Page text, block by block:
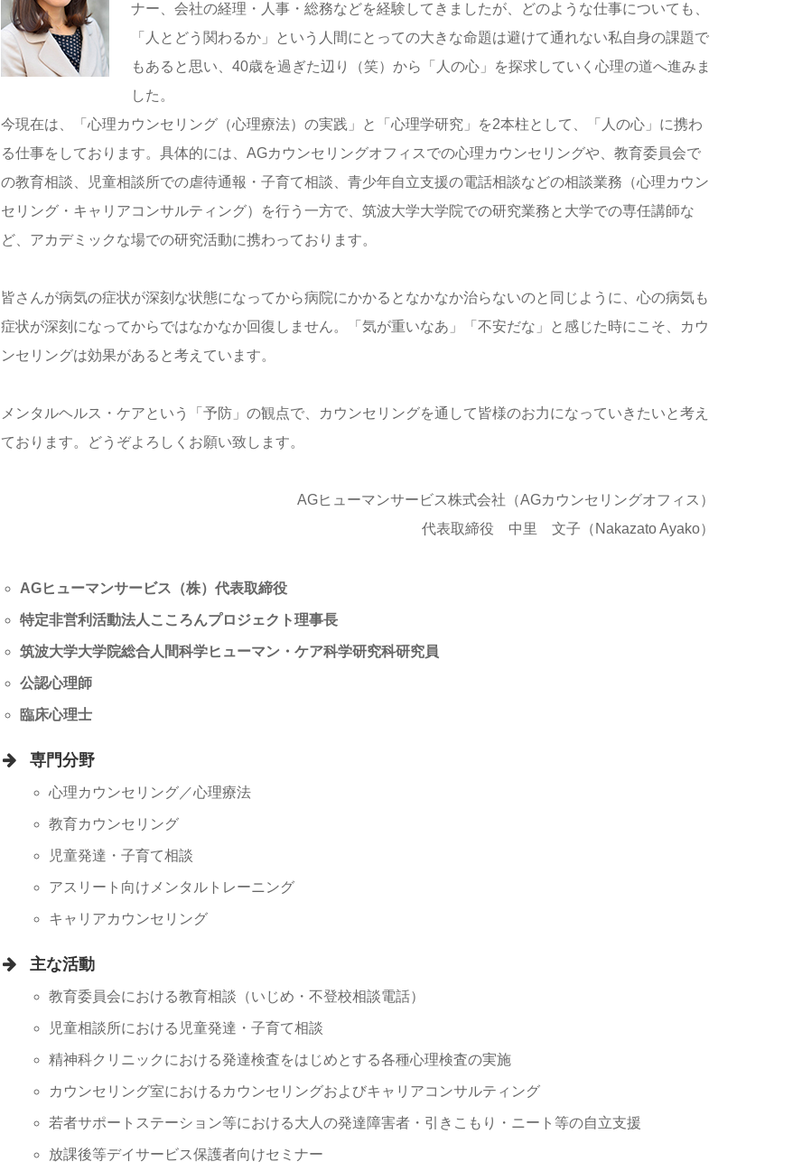
ナー、会社の経理・人事・総務などを経験してきましたが、どのような仕事についても、
「人とどう関わるか」という人間にとっての大きな命題は避けて通れない私自身の課題で
もあると思い、40歳を過ぎた辺り（笑）から「人の心」を探求していく心理の道へ進みま
した。
今現在は、「心理カウンセリング（心理療法）の実践」と「心理学研究」を2本柱として、「人の心」に携わ
る仕事をしております。具体的には、AGカウンセリングオフィスでの心理カウンセリングや、教育委員会で
の教育相談、児童相談所での虐待通報・子育て相談、青少年自立支援の電話相談などの相談業務（心理カウン
セリング・キャリアコンサルティング）を行う一方で、筑波大学大学院での研究業務と大学での専任講師な
ど、アカデミックな場での研究活動に携わっております。
皆さんが病気の症状が深刻な状態になってから病院にかかるとなかなか治らないのと同じように、心の病気も
症状が深刻になってからではなかなか回復しません。「気が重いなあ」「不安だな」と感じた時にこそ、カウ
ンセリングは効果があると考えています。
メンタルヘルス・ケアという「予防」の観点で、カウンセリングを通して皆様のお力になっていきたいと考え
ております。どうぞよろしくお願い致します。
AGヒューマンサービス株式会社（AGカウンセリングオフィス）
代表取締役 中里 文子（Nakazato Ayako）
AGヒューマンサービス（株）代表取締役
特定非営利活動法人こころんプロジェクト理事長
筑波大学大学院総合人間科学ヒューマン・ケア科学研究科研究員
公認心理師
臨床心理士
専門分野
心理カウンセリング／心理療法
教育カウンセリング
児童発達・子育て相談
アスリート向けメンタルトレーニング
キャリアカウンセリング
主な活動
教育委員会における教育相談（いじめ・不登校相談電話）
児童相談所における児童発達・子育て相談
精神科クリニックにおける発達検査をはじめとする各種心理検査の実施
カウンセリング室におけるカウンセリングおよびキャリアコンサルティング
若者サポートステーション等における大人の発達障害者・引きこもり・ニート等の自立支援
放課後等デイサービス保護者向けセミナー